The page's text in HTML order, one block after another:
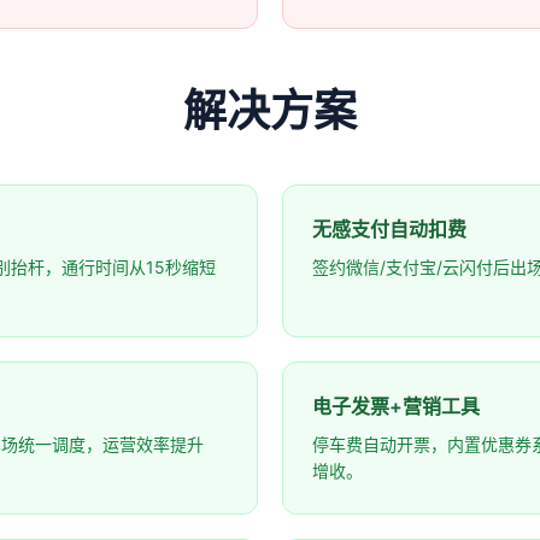
解决方案
抬杆，通行时间从15秒缩短
无感支付自动扣费
签约微信/支付宝/云闪付后出
统一调度，运营效率提升
电子发票+营销工具
停车费自动开票，内置优惠
增收。